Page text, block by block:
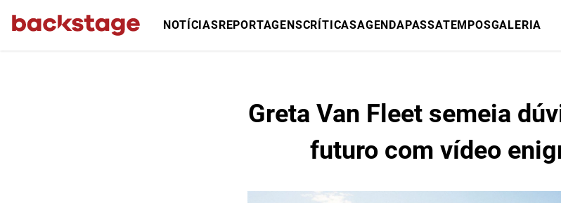
NOTÍCIASREPORTAGENSCRÍTICASAGENDAPASSATEMPOSGALERIA
Greta Van Fleet semeia
futuro com vídeo